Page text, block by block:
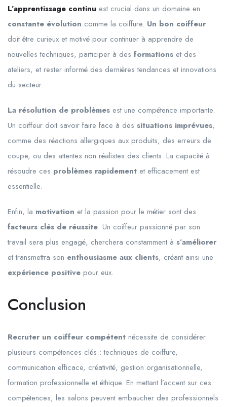
L’apprentissage continu est crucial dans un domaine en
constante évolution comme la coiffure. Un bon coiffeur
doit être curieux et motivé pour continuer à apprendre de
nouvelles techniques, participer à des formations et des
ateliers, et rester informé des dernières tendances et innovations
du secteur.
La résolution de problèmes est une compétence importante.
Un coiffeur doit savoir faire face à des situations imprévues,
comme des réactions allergiques aux produits, des erreurs de
coupe, ou des attentes non réalistes des clients. La capacité à
résoudre ces problèmes rapidement et efficacement est
essentielle.
Enfin, la motivation et la passion pour le métier sont des
facteurs clés de réussite. Un coiffeur passionné par son
travail sera plus engagé, cherchera constamment à s’améliorer
et transmettra son enthousiasme aux clients, créant ainsi une
expérience positive pour eux.
Conclusion
Recruter un coiffeur compétent nécessite de considérer
plusieurs compétences clés : techniques de coiffure,
communication efficace, créativité, gestion organisationnelle,
formation professionnelle et éthique. En mettant l’accent sur ces
compétences, les salons peuvent embaucher des professionnels